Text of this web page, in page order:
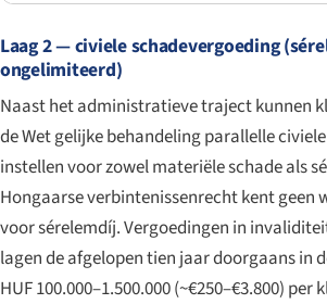
Laag 2 — civiele schadevergoeding
ongelimiteerd)
Naast het administratieve traject kunnen
de Wet gelijke behandeling parallelle
instellen voor zowel materiële schade als
Hongaarse verbintenissenrecht kent geen
voor sérelemdíj. Vergoedingen in
lagen de afgelopen tien jaar doorgaans in
HUF 100.000–1.500.000 (~€250–€3.800) per